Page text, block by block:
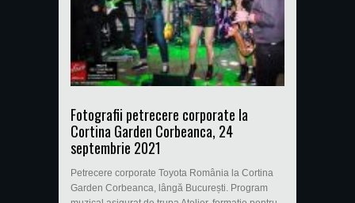
Fotografii petrecere corporate la
Cortina Garden Corbeanca, 24
septembrie 2021
Petrecere corporate Toyota România la Cortina
Garden Corbeanca, lângă București. Program